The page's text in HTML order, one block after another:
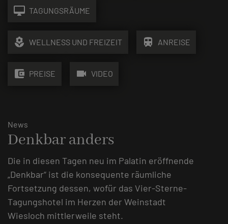
desktop_mac TAGUNGSRÄUME
local_florist WELLNESS UND FREIZEIT train ANREISE
account_balance_wallet PREISE videocam VIDEO
News
Denkbar anders
Die in diesen Tagen neu im Palatin eröffnende
„Denkbar“ ist die konsequente räumliche
Fortsetzung dessen, wofür das Vier-Sterne-
Tagungshotel im Herzen der Weinstadt
Wiesloch mittlerweile steht.